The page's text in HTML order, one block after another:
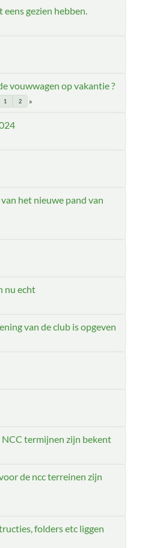
gezien hebben.
vouwwagen op vakantie ?
1 2
het nieuwe pand van
nu echt
van de club is opgeven
termijnen zijn bekent
de ncc terreinen zijn
folders etc liggen